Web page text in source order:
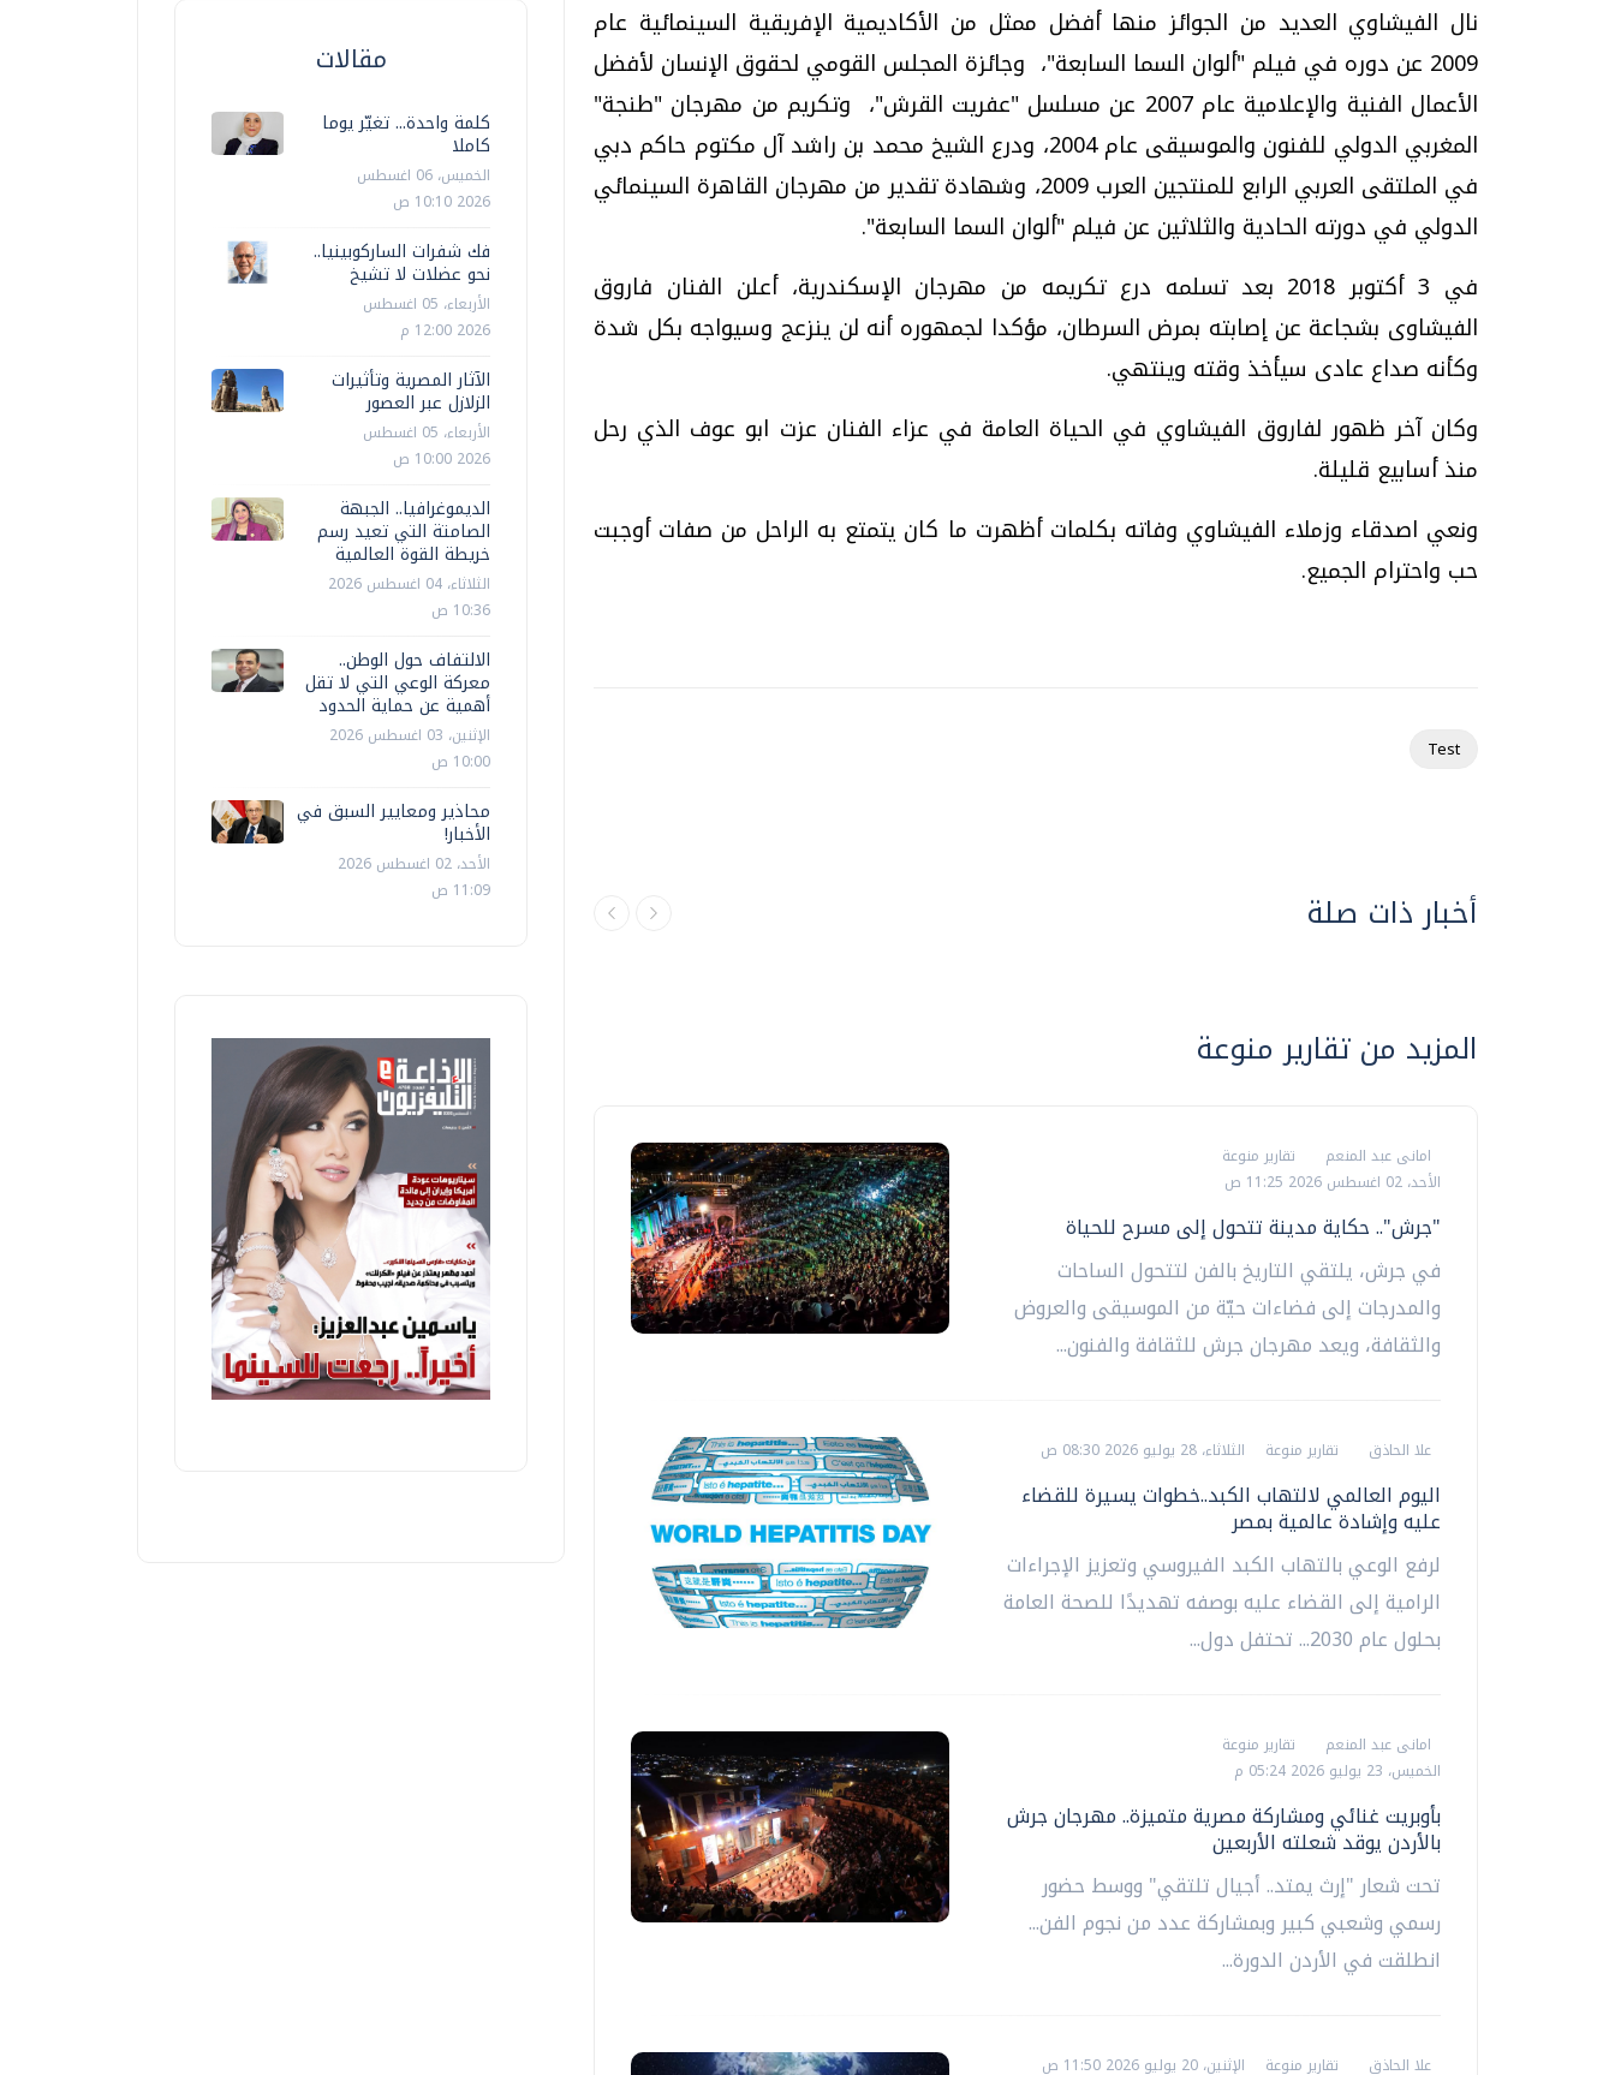
نال الفيشاوي العديد من الجوائز منها أفضل ممثل من الأكاديمية الإفريقية السينمائية عام
2009 عن دوره في فيلم "ألوان السما السابعة"، وجائزة المجلس القومي لحقوق الإنسان لأفضل
الأعمال الفنية والإعلامية عام 2007 عن مسلسل "عفريت القرش"، وتكريم من مهرجان "طنجة"
المغربي الدولي للفنون والموسيقى عام 2004، ودرع الشيخ محمد بن راشد آل مكتوم حاكم دبي
في الملتقى العربي الرابع للمنتجين العرب 2009، وشهادة تقدير من مهرجان القاهرة السينمائي
الدولي في دورته الحادية والثلاثين عن فيلم "ألوان السما السابعة".
في 3 أكتوبر 2018 بعد تسلمه درع تكريمه من مهرجان الإسكندرية، أعلن الفنان فاروق
الفيشاوى بشجاعة عن إصابته بمرض السرطان، مؤكدا لجمهوره أنه لن ينزعج وسيواجه بكل شدة
وكأنه صداع عادى سيأخذ وقته وينتهي.
وكان آخر ظهور لفاروق الفيشاوي في الحياة العامة في عزاء الفنان عزت ابو عوف الذي رحل
منذ أسابيع قليلة.
ونعي اصدقاء وزملاء الفيشاوي وفاته بكلمات أظهرت ما كان يتمتع به الراحل من صفات أوجبت
حب واحترام الجميع.
Test
أخبار ذات صلة
المزيد من تقارير منوعة
امانى عبد المنعم
تقارير منوعة
الأحد، 02 اغسطس 2026 11:25 ص
"جرش".. حكاية مدينة تتحول إلى مسرح للحياة
في جرش، يلتقي التاريخ بالفن لتتحول الساحات
والمدرجات إلى فضاءات حيّة من الموسيقى والعروض
والثقافة، ويعد مهرجان جرش للثقافة والفنون...
علا الحاذق تقارير منوعة الثلاثاء، 28 يوليو 2026 08:30 ص
اليوم العالمي لالتهاب الكبد..خطوات يسيرة للقضاء
عليه وإشادة عالمية بمصر
لرفع الوعي بالتهاب الكبد الفيروسي وتعزيز الإجراءات
الرامية إلى القضاء عليه بوصفه تهديدًا للصحة العامة
بحلول عام 2030... تحتفل دول...
امانى عبد المنعم
تقارير منوعة
الخميس، 23 يوليو 2026 05:24 م
بأوبريت غنائي ومشاركة مصرية متميزة.. مهرجان جرش
بالأردن يوقد شعلته الأربعين
تحت شعار "إرث ​يمتد.. أجيال تلتقي" ووسط حضور
رسمي وشعبي كبير وبمشاركة عدد ‌من نجوم الفن...
انطلقت في الأردن الدورة...
علا الحاذق تقارير منوعة الإثنين، 20 يوليو 2026 11:50 ص
مقالات
كلمة واحدة... تغيّر يوما
كاملا
الخميس، 06 اغسطس
2026 10:10 ص
فك شفرات الساركوبينيا..
نحو عضلات لا تشيخ
الأربعاء، 05 اغسطس
2026 12:00 م
الآثار المصرية وتأثيرات
الزلازل عبر العصور
الأربعاء، 05 اغسطس
2026 10:00 ص
الديموغرافيا.. الجبهة
الصامتة التي تعيد رسم
خريطة القوة العالمية
الثلاثاء، 04 اغسطس 2026
10:36 ص
الالتفاف حول الوطن..
معركة الوعي التي لا تقل
أهمية عن حماية الحدود
الإثنين، 03 اغسطس 2026
10:00 ص
محاذير ومعايير السبق في
الأخبار!
الأحد، 02 اغسطس 2026
11:09 ص